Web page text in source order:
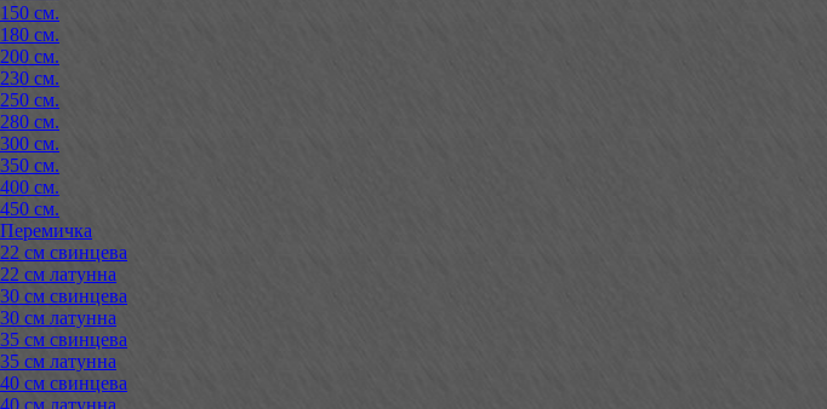
150 см.
180 см.
200 см.
230 см.
250 см.
280 см.
300 см.
350 см.
400 см.
450 см.
Перемичка
22 см свинцева
22 см латунна
30 см свинцева
30 см латунна
35 см свинцева
35 см латунна
40 см свинцева